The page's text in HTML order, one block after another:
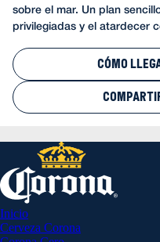
sobre el mar. Un plan
privilegiadas y el atardecer
CÓMO
Inicio
Cerveza Corona